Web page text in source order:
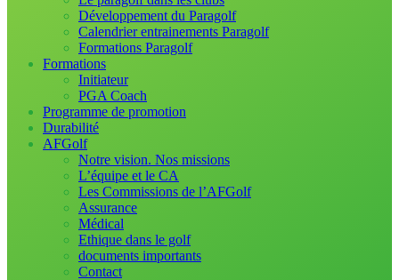
Développement du Paragolf
Calendrier entrainements Paragolf
Formations Paragolf
Formations
Initiateur
PGA Coach
Programme de promotion
Durabilité
AFGolf
Notre vision. Nos missions
L’équipe et le CA
Les Commissions de l’AFGolf
Assurance
Médical
Ethique dans le golf
documents importants
Contact